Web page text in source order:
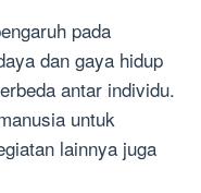
pada
dan gaya hidup
antar individu.
untuk
lainnya juga